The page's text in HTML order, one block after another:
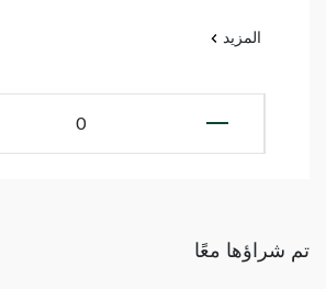
المزيد
0
تم شراؤها معًا